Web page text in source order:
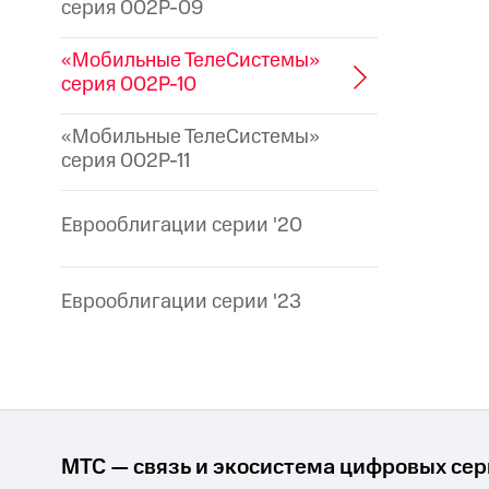
серия 002P-09
«Мобильные ТелеСистемы»
серия 002P-10
«Мобильные ТелеСистемы»
серия 002P-11
Еврооблигации серии '20
Еврооблигации серии '23
МТС — связь и экосистема цифровых